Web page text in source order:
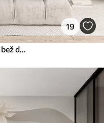
19